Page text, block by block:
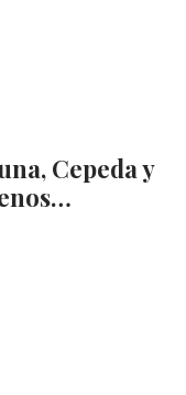
Cepeda y